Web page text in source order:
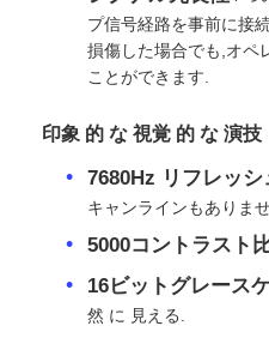
VRショー
私たちについて
工場見学
品質管理
プ信号経路を事前に接
損傷した場合でも,オペ
ことができます.
印象 的 な 視覚 的 な 演技
7680Hz リフレッシ
キャンラインもありま
5000コントラスト
16ビットグレース
然 に 見える.